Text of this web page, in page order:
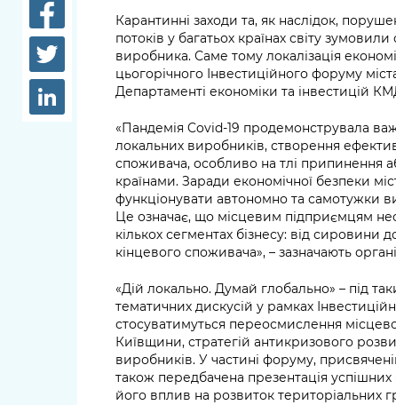
Структура
Рішення та розпорядження
Проєкти розпоряджень, що
перебувають на погодженні
КМВА
Лікарні
Освіта
Дороги,
парковки
Карантинні заходи та, як наслідок,
потоків у багатьох країнах світу
виробника. Саме тому локалізація
цьогорічного Інвестиційного форуму
Департаменті економіки та інвестицій
«Пандемія Covid-19 продемонструвала
локальних виробників, створення
споживача, особливо на тлі припинення
країнами. Заради економічної безпеки
функціонувати автономно та самотужки
Це означає, що місцевим підприємцям
кількох сегментах бізнесу: від
кінцевого споживача», – зазначають
«Дій локально. Думай глобально» – під
тематичних дискусій у рамках
стосуватимуться переосмислення
Київщини, стратегій антикризового
виробників. У частині форуму,
також передбачена презентація
його вплив на розвиток територіальних